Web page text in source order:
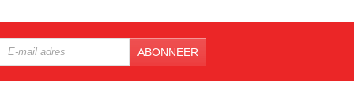
ABONNEER